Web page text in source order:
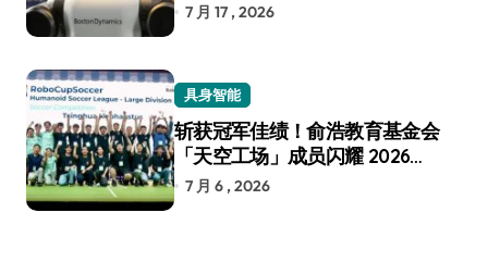
7 月 17 , 2026
具身智能
斩获冠军佳绩！俞浩教育基金会
「天空工场」成员闪耀 2026
RoboCup 机器人世界杯
7 月 6 , 2026